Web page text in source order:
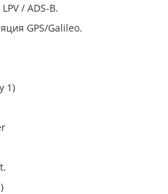
/ ADS-B.
GPS/Galileo.
1)